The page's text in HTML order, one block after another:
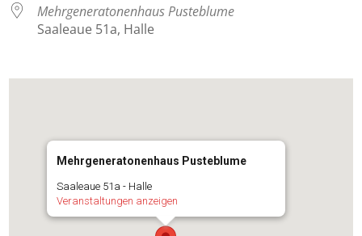
Mehrgeneratonenhaus Pusteblume
Saaleaue 51a, Halle
Mehrgeneratonenhaus Pusteblume
Saaleaue 51a - Halle
Veranstaltungen anzeigen